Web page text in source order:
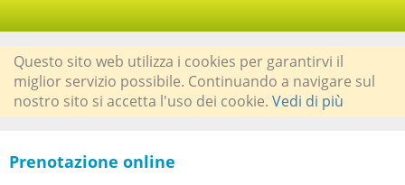
Questo sito web utilizza i cookies per garantirvi il
miglior servizio possibile. Continuando a navigare sul
nostro sito si accetta l'uso dei cookie. Vedi di più
Prenotazione online